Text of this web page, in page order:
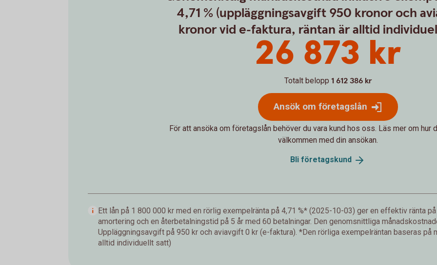
4,71 % (uppläggningsavgift 950 kronor och
kronor vid e-faktura, räntan är alltid
26 873 kr
Totalt belopp 1 612 386 kr
Ansök om företagslån
För att ansöka om företagslån behöver du vara kund hos oss. Läs mer om hur
välkommen med din ansökan.
Bli företagskund
Ett lån på 1 800 000 kr med en rörlig exempelränta på 4,71 %* (2025-10-03) ger en effektiv ränta
amortering och en återbetalningstid på 5 år med 60 betalningar. Den genomsnittliga
Uppläggningsavgift på 950 kr och aviavgift 0 kr (e-faktura). *Den rörliga exempelräntan baseras på
alltid individuellt satt)